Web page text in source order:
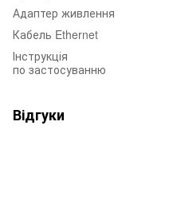
Адаптер живлення
Кабель Ethernet
Інструкція
по застосуванню
Відгуки